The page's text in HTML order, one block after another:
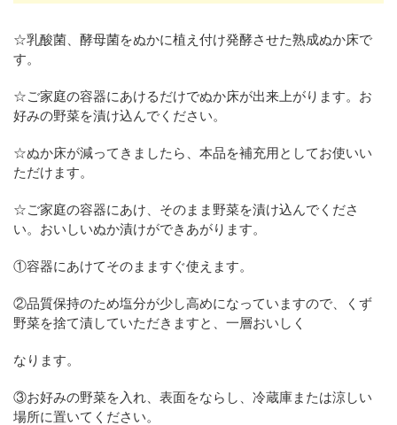
☆乳酸菌、酵母菌をぬかに植え付け発酵させた熟成ぬか床で
す。
☆ご家庭の容器にあけるだけでぬか床が出来上がります。お
好みの野菜を漬け込んでください。
☆ぬか床が減ってきましたら、本品を補充用としてお使いい
ただけます。
☆ご家庭の容器にあけ、そのまま野菜を漬け込んでくださ
い。おいしいぬか漬けができあがります。
①容器にあけてそのまますぐ使えます。
②品質保持のため塩分が少し高めになっていますので、くず
野菜を捨て漬していただきますと、一層おいしく
なります。
③お好みの野菜を入れ、表面をならし、冷蔵庫または涼しい
場所に置いてください。